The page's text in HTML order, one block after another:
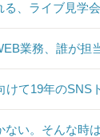
る、ライブ見学
業務、誰が担
けて19年のSNS
ない。そんな時